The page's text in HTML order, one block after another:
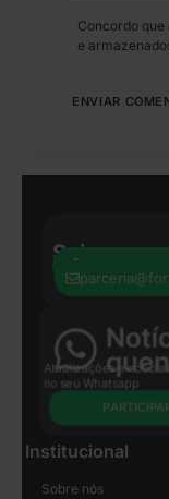
Concordo que
e
Seja
Atualizações e
no seu Whatsapp
Institucional
Sobre nós